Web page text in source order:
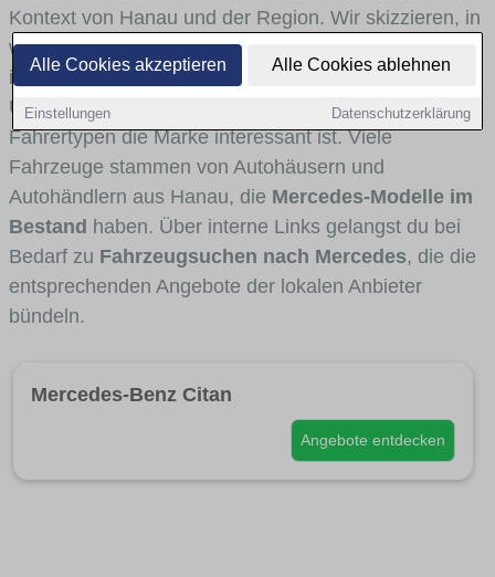
Alle Cookies akzeptieren Alle Cookies ablehnen
Einstellungen Datenschutzerklärung
Kontext von Hanau und der Region. Wir skizzieren, in
welchen Fahrzeugklassen Mercedes stark vertreten
ist, welche Modellreihen häufig im Stadt- und
Umlandverkehr zu sehen sind und für welche
Fahrertypen die Marke interessant ist. Viele
Fahrzeuge stammen von Autohäusern und
Autohändlern aus Hanau, die Mercedes-Modelle im
Bestand haben. Über interne Links gelangst du bei
Bedarf zu Fahrzeugsuchen nach Mercedes, die die
entsprechenden Angebote der lokalen Anbieter
bündeln.
Mercedes-Benz Citan
Angebote entdecken